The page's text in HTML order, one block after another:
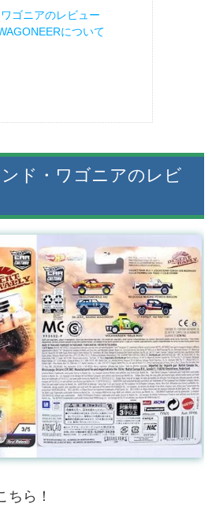
ゴニアのレビュー
について
ド・ワゴニアのレビ
ちら！